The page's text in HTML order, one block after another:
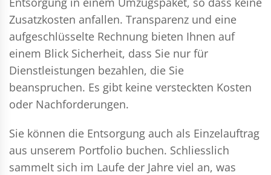
Zusatzkosten anfallen. Transparenz und eine
aufgeschlüsselte Rechnung bieten Ihnen auf
einem Blick Sicherheit, dass Sie nur für
Dienstleistungen bezahlen, die Sie
beanspruchen. Es gibt keine versteckten Kosten
oder Nachforderungen.
Sie können die Entsorgung auch als Einzelauftrag
aus unserem Portfolio buchen. Schliesslich
sammelt sich im Laufe der Jahre viel an, was